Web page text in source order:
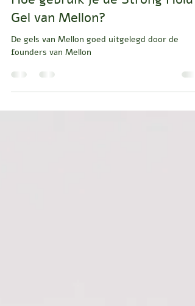
Bianca
25 jun 2025
4 minuten om te lezen
Hoe gebruik je de Strong Hold
founders van Mellon